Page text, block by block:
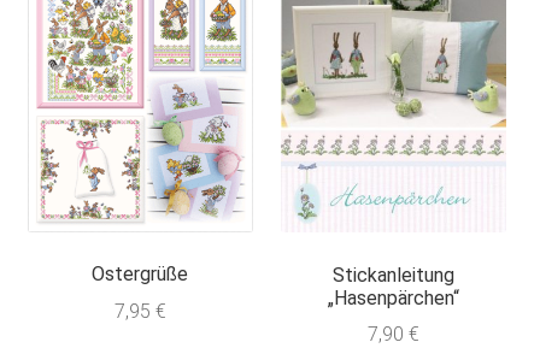
Ostergrüße
7,95 €
Stickanleitung
„Hasenpärchen“
7,90€